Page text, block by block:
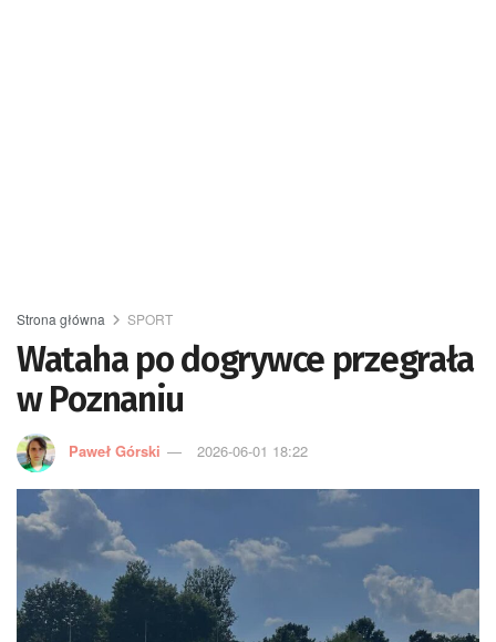
Strona główna SPORT
Wataha po dogrywce przegrała
w Poznaniu
Paweł Górski 2026-06-01 18:22